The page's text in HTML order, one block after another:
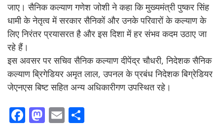
जाए। सैनिक कल्याण गणेश जोशी ने कहा कि मुख्यमंत्री पुष्कर सिंह
धामी के नेतृत्व में सरकार सैनिकों और उनके परिवारों के कल्याण के
लिए निरंतर प्रयासरत है और इस दिशा में हर संभव कदम उठाए जा
रहे हैं।
इस अवसर पर सचिव सैनिक कल्याण दीपेंद्र चौधरी, निदेशक सैनिक
कल्याण ब्रिगेडियर अमृत लाल, उपनल के प्रबंध निदेशक बिग्रेडियर
जेएनएस बिष्ट सहित अन्य अधिकारीगण उपस्थित रहे।
F M E